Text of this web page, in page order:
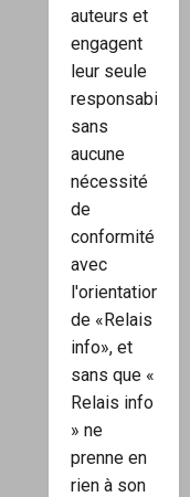
auteurs et
engagent
leur seule
responsabilité,
sans
aucune
nécessité
de
conformité
avec
l'orientation
de «Relais
info», et
sans que «
Relais info
» ne
prenne en
rien à son